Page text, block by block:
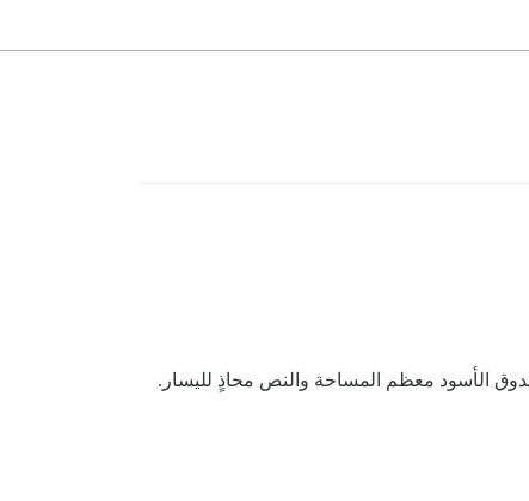
الأسود معظم المساحة والنص محاذٍ لليسار.